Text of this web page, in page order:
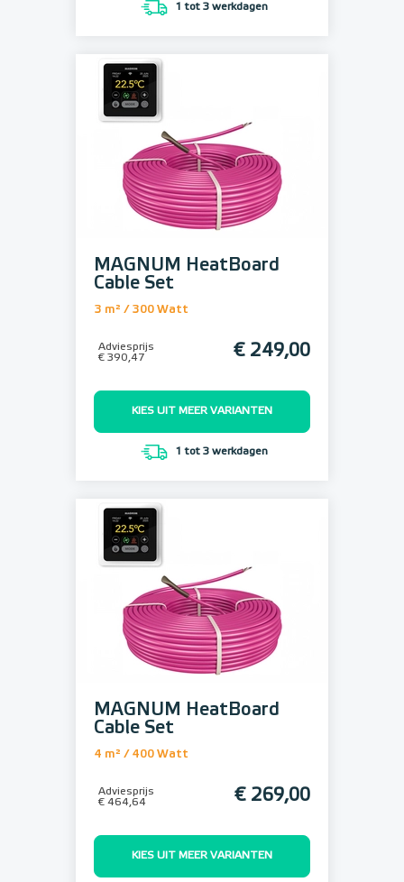
1 tot 3 werkdagen
MAGNUM HeatBoard
Cable Set
3 m² / 300 Watt
Adviesprijs
€ 390,47
€ 249,00
KIES UIT MEER VARIANTEN
1 tot 3 werkdagen
MAGNUM HeatBoard
Cable Set
4 m² / 400 Watt
Adviesprijs
€ 464,64
€ 269,00
KIES UIT MEER VARIANTEN